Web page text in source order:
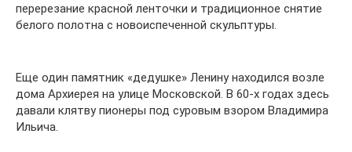
перерезание красной ленточки и традиционное снятие
белого полотна с новоиспеченной скульптуры.
Еще один памятник «дедушке» Ленину находился возле
дома Архиерея на улице Московской. В 60-х годах здесь
давали клятву пионеры под суровым взором Владимира
Ильича.